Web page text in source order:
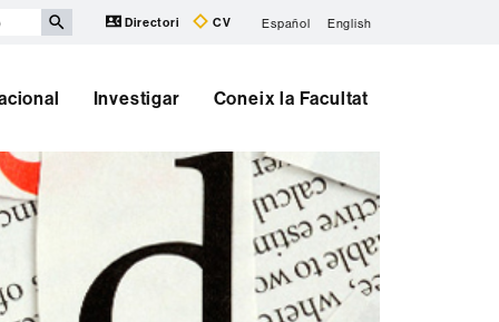
Directori CV Español English
Investigar Coneix la Facultat